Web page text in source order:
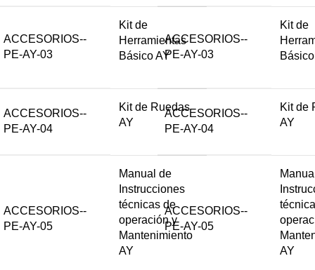
ACCESORIOS--
PE-AY-03
Kit de
Herramientas
Básico AY
ACCESORIOS--
PE-AY-04
Kit de Ruedas
AY
ACCESORIOS--
PE-AY-05
Manual de
Instrucciones
técnicas de
operación y
Mantenimiento
AY
ACCESORIOS--
PE-AY-03
Kit de
ACCESORIOS--
PE-AY-04
Kit de
AY
ACCESORIOS--
PE-AY-05
AY